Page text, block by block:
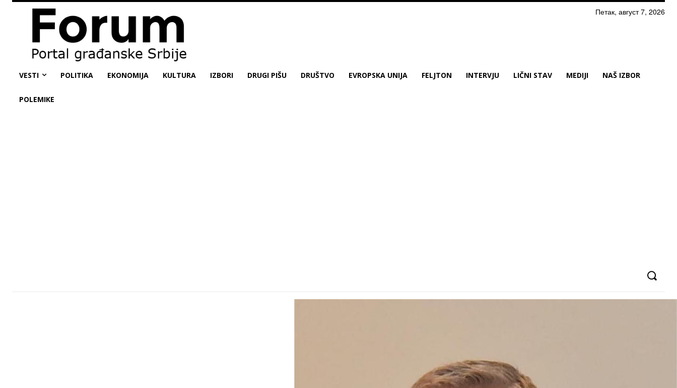
Петак, август 7, 2026
VESTI POLITIKA EKONOMIJA KULTURA IZBORI DRUGI PIŠU DRUŠTVO EVROPSKA UNIJA FELJTON INTERVJU LIČNI STAV MEDIJI NAŠ IZBOR
POLEMIKE